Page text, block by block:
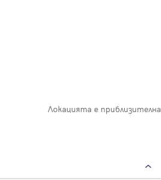
Локацията е приблизителна